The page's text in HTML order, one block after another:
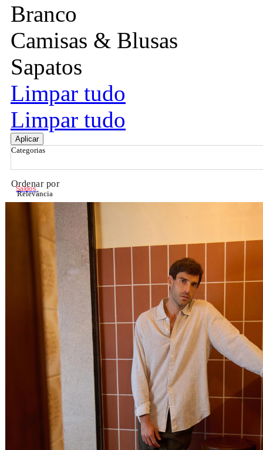
Branco
Camisas & Blusas
Sapatos
Limpar tudo
Limpar tudo
Aplicar
Categorias
Ordenar por
Relevância
Relevância
Preço Crescente
Preço Decrescente
Nome do Produto A - Z
Nome do Produto Z - A
Filtrar & Ordenar
Saldos